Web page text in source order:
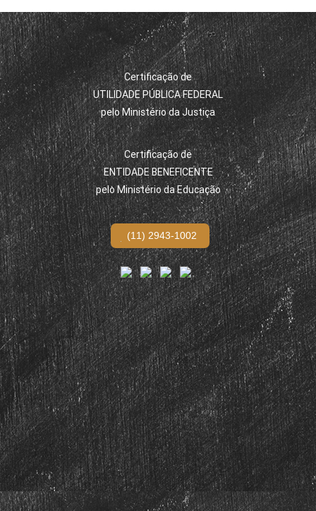
Certificação de
UTILIDADE PÚBLICA FEDERAL
pelo Ministério da Justiça
Certificação de
ENTIDADE BENEFICENTE
pelo Ministério da Educação
(11) 2943-1002